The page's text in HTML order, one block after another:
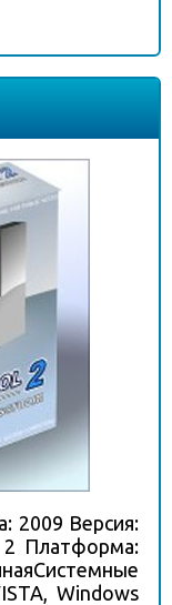
2009 Версия:
2 Платформа:
Windows